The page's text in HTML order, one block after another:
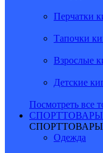
Перчатки
Тапочки
Взрослые
Детские
Посмотреть все
СПОРТТОВАРЫ
СПОРТТОВАРЫ
Одежда